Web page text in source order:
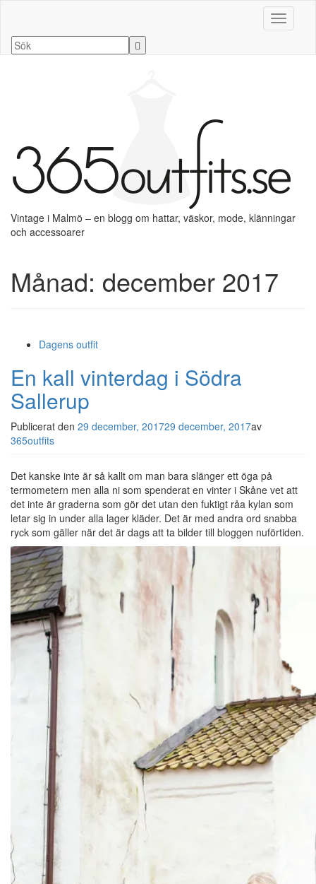
Slå på/
Vintage i Malmö – en blogg om hattar, väskor, mode, klänningar
och accessoarer
Månad: december 2017
Dagens outfit
En kall vinterdag i Södra
Sallerup
Publicerat den 29 december, 201729 december, 2017av
365outfits
Det kanske inte är så kallt om man bara slänger ett öga på
termometern men alla ni som spenderat en vinter i Skåne vet att
det inte är graderna som gör det utan den fuktigt råa kylan som
letar sig in under alla lager kläder. Det är med andra ord snabba
ryck som gäller när det är dags att ta bilder till bloggen nuförtiden.